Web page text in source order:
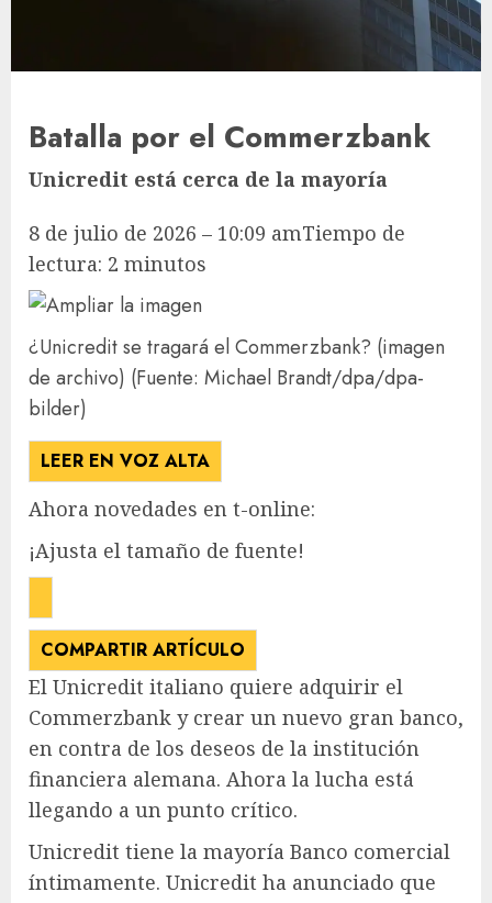
Batalla por el Commerzbank
Unicredit está cerca de la mayoría
8 de julio de 2026 – 10:09 amTiempo de
lectura: 2 minutos
¿Unicredit se tragará el Commerzbank? (imagen
de archivo) (Fuente: Michael Brandt/dpa/dpa-
bilder)
LEER EN VOZ ALTA
Ahora novedades en t-online:
¡Ajusta el tamaño de fuente!
COMPARTIR ARTÍCULO
El Unicredit italiano quiere adquirir el
Commerzbank y crear un nuevo gran banco,
en contra de los deseos de la institución
financiera alemana. Ahora la lucha está
llegando a un punto crítico.
Unicredit tiene la mayoría Banco comercial
íntimamente. Unicredit ha anunciado que